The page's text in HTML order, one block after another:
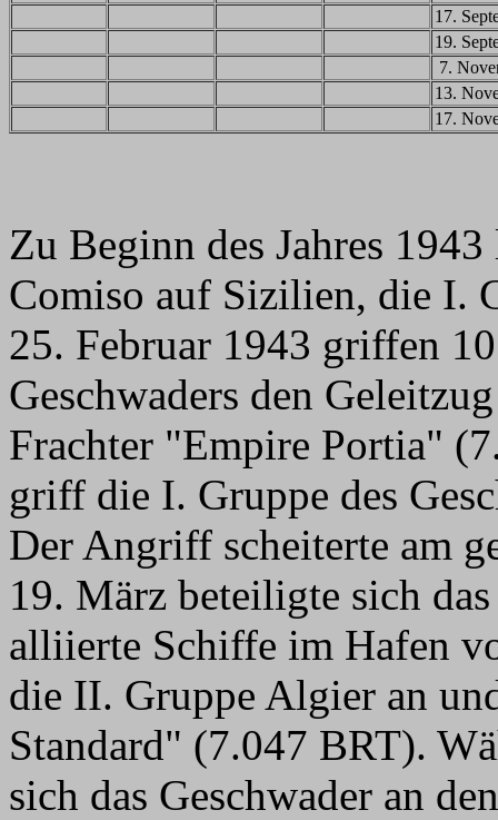
17.
19.
7.
13.
17.
Zu Beginn des Jahres
Comiso auf Sizilien, die I.
25. Februar 1943 griffen
Geschwaders den
Frachter "Empire Portia"
griff die I. Gruppe des
Der Angriff scheiterte am
19. März beteiligte sich
alliierte Schiffe im Hafen
die II. Gruppe Algier an
Standard" (7.047 BRT).
sich das Geschwader an